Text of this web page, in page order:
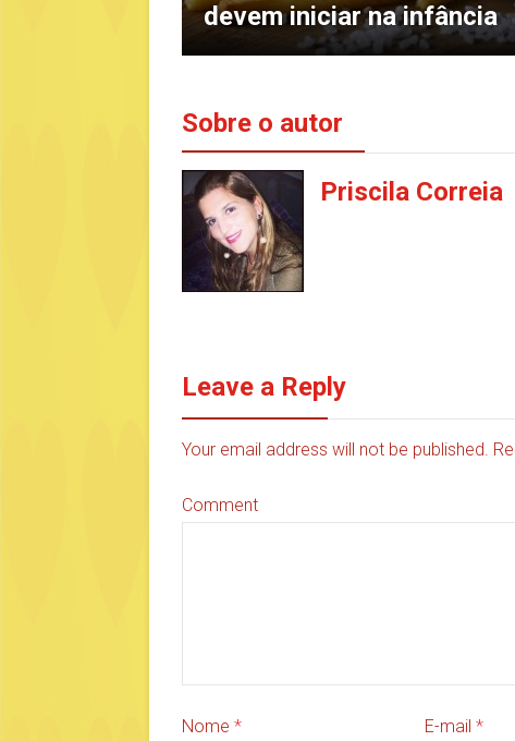
devem iniciar na infância
Sobre o autor
Priscila Correia
Leave a Reply
Your email address will not be published.
Comment
Nome * E-mail*